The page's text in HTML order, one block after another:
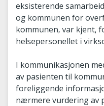
eksisterende
og kommunen for
kommunen, var kjent,
helsepersonellet i
I kommunikasjonen
av pasienten til
foreliggende
nærmere vurdering av